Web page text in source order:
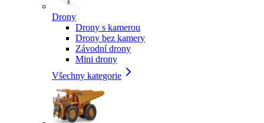
Drony
Drony s kamerou
Drony bez kamery
Závodní drony
Mini drony
Všechny kategorie